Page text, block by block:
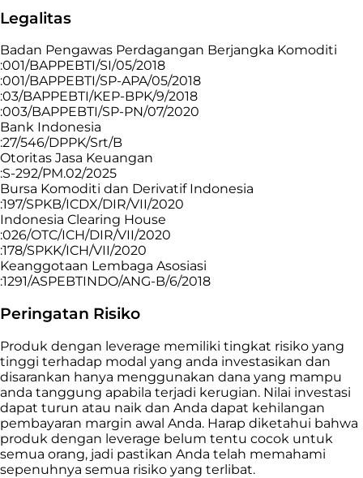
Legalitas
Badan Pengawas Perdagangan Berjangka Komoditi
:001/BAPPEBTI/SI/05/2018
:001/BAPPEBTI/SP-APA/05/2018
:03/BAPPEBTI/KEP-BPK/9/2018
:003/BAPPEBTI/SP-PN/07/2020
Bank Indonesia
:27/546/DPPK/Srt/B
Otoritas Jasa Keuangan
:S-292/PM.02/2025
Bursa Komoditi dan Derivatif Indonesia
:197/SPKB/ICDX/DIR/VII/2020
Indonesia Clearing House
:026/OTC/ICH/DIR/VII/2020
:178/SPKK/ICH/VII/2020
Keanggotaan Lembaga Asosiasi
:1291/ASPEBTINDO/ANG-B/6/2018
Peringatan Risiko
Produk dengan leverage memiliki tingkat risiko yang
tinggi terhadap modal yang anda investasikan dan
disarankan hanya menggunakan dana yang mampu
anda tanggung apabila terjadi kerugian. Nilai investasi
dapat turun atau naik dan Anda dapat kehilangan
pembayaran margin awal Anda. Harap diketahui bahwa
produk dengan leverage belum tentu cocok untuk
semua orang, jadi pastikan Anda telah memahami
sepenuhnya semua risiko yang terlibat.